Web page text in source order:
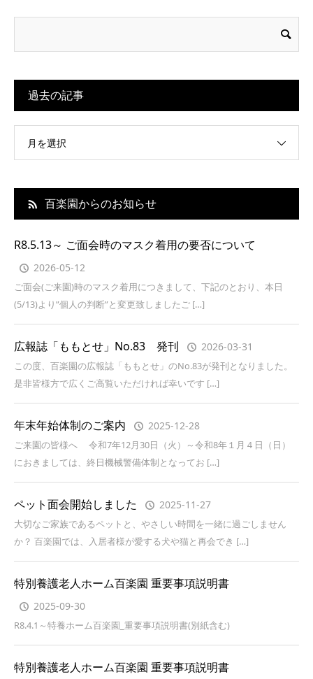
過去の記事
月を選択
百楽園からのお知らせ
R8.5.13～ ご面会時のマスク着用の要否について
2026-05-12
ご面会(ご来園)時のマスク着用につきまして、下記のとおり、本日
(5/13)より”個人の判断”と変更致しましたご […]
広報誌「ももとせ」No.83 発刊 2026-03-31
この度、百楽園の広報誌「ももとせ」のNo.83が発刊となりました。
是非皆様方で広くご高覧いただければ幸いです […]
年末年始体制のご案内 2025-12-28
ご来園の皆様へ 令和7年12月30日（火）～令和8年１月４日（日）
におきましては、終日機械警備体制となってお […]
ペット面会開始しました 2025-11-27
大切なご家族であるペットと、やさしい時間を一緒に過ごしません
か？ 百楽園では、入居者様が愛する犬や猫と再会でき […]
特別養護老人ホーム百楽園 重要事項説明書
2025-09-30
R8.4.1～特養ホーム百楽園_重要事項説明書(別紙含む)
特別養護老人ホーム百楽園 重要事項説明書